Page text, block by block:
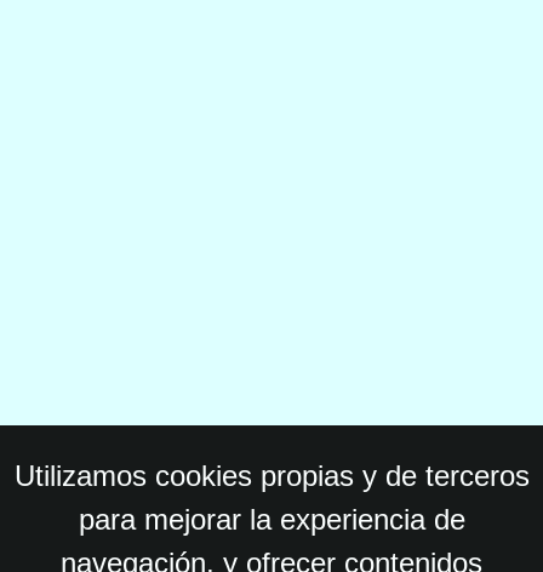
Utilizamos cookies propias y de terceros
para mejorar la experiencia de
navegación, y ofrecer contenidos